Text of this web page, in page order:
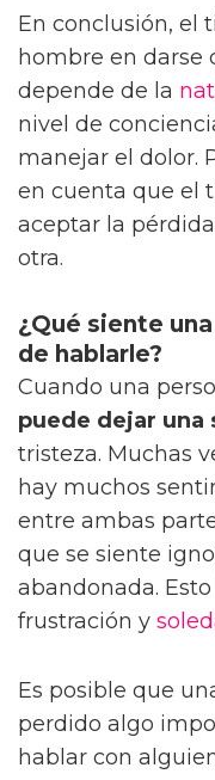
En conclusión, el
hombre en darse
depende de la
nivel de
manejar el dolor.
en cuenta que el
aceptar la
otra.
¿Qué siente
de hablarle?
Cuando una
puede dejar una
tristeza. Muchas
hay muchos
entre ambas
que se siente
abandonada.
frustración y
Es posible que
perdido algo
hablar con